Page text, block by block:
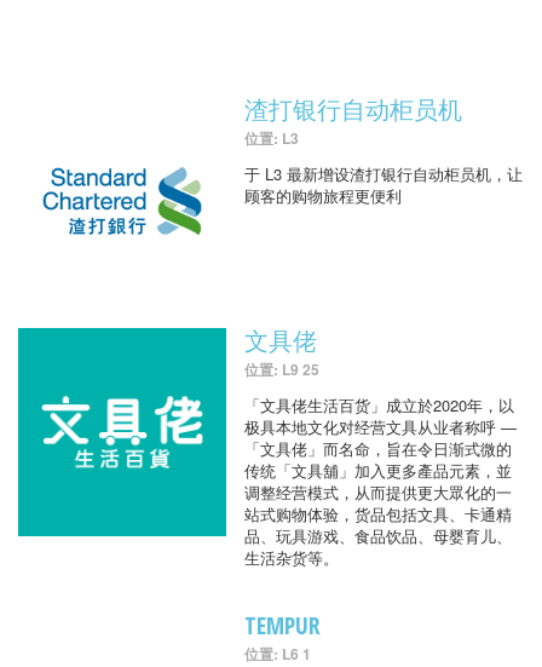
渣打银行自动柜员机
位置: L3
于 L3 最新增设渣打银行自动柜员机，让
顾客的购物旅程更便利
文具佬
位置: L9 25
「文具佬生活百货」成立於2020年，以
极具本地文化对经营文具从业者称呼 —
「文具佬」而名命，旨在令日渐式微的
传统「文具舖」加入更多產品元素，並
调整经营模式，从而提供更大眾化的一
站式购物体验，货品包括文具、卡通精
品、玩具游戏、食品饮品、母婴育儿、
生活杂货等。
TEMPUR
位置: L6 1